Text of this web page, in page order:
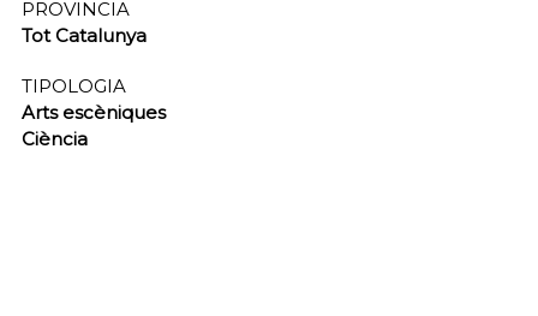
PROVINCIA
Tot Catalunya
TIPOLOGIA
Arts escèniques
Ciència